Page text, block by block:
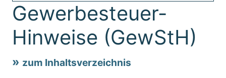
Gewerbesteuer-
Hinweise (GewStH)
zum Inhaltsverzeichnis